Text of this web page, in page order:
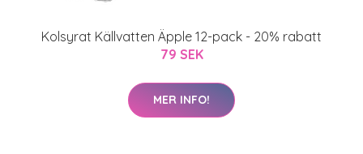
Kolsyrat Källvatten Äpple 12-pack - 20% rabatt
79 SEK
MER INFO!